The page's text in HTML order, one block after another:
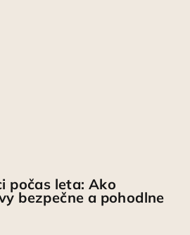
počas leta: Ako
bezpečne a pohodlne